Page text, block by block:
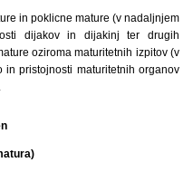
in poklicne mature (v nadaljnjem
dijakov in dijakinj ter drugih
oziroma maturitetnih izpitov (v
pristojnosti maturitetnih organov